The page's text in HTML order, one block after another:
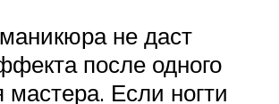
не даст
после одного
Если ногти